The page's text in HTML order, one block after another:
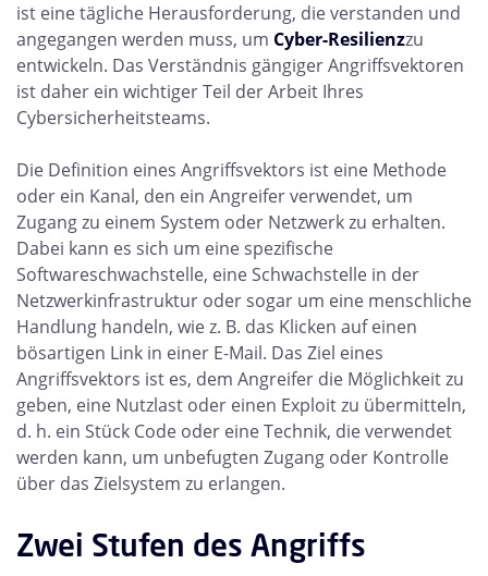
ist eine tägliche Herausforderung, die verstanden und
angegangen werden muss, um Cyber-Resilienzzu
entwickeln. Das Verständnis gängiger Angriffsvektoren
ist daher ein wichtiger Teil der Arbeit Ihres
Cybersicherheitsteams.
Die Definition eines Angriffsvektors ist eine Methode
oder ein Kanal, den ein Angreifer verwendet, um
Zugang zu einem System oder Netzwerk zu erhalten.
Dabei kann es sich um eine spezifische
Softwareschwachstelle, eine Schwachstelle in der
Netzwerkinfrastruktur oder sogar um eine menschliche
Handlung handeln, wie z. B. das Klicken auf einen
bösartigen Link in einer E-Mail. Das Ziel eines
Angriffsvektors ist es, dem Angreifer die Möglichkeit zu
geben, eine Nutzlast oder einen Exploit zu übermitteln,
d. h. ein Stück Code oder eine Technik, die verwendet
werden kann, um unbefugten Zugang oder Kontrolle
über das Zielsystem zu erlangen.
Zwei Stufen des Angriffs